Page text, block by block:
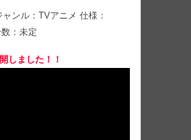
ャンル：TVアニメ 仕様：
：未定
しました！！